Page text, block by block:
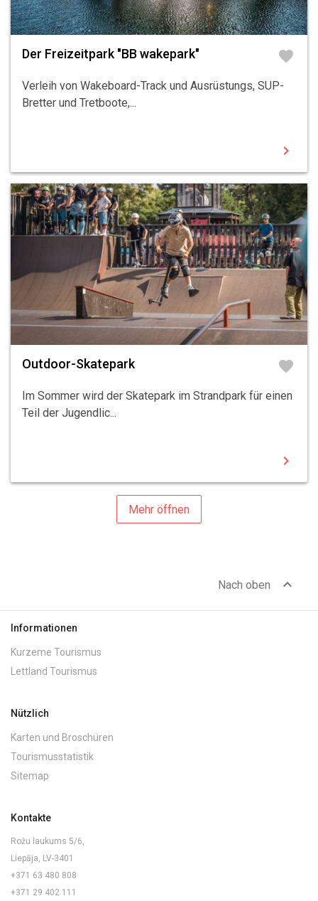
Der Freizeitpark "BB wakepark" favorite
Verleih von Wakeboard-Track und Ausrüstungs, SUP-
Bretter und Tretboote,...
chevron_right
Outdoor-Skatepark favorite
Im Sommer wird der Skatepark im Strandpark für einen
Teil der Jugendlic...
chevron_right
Mehr öffnen
Nach oben expand_less
Informationen
Kurzeme Tourismus
Lettland Tourismus
Nützlich
Karten und Broschüren
Tourismusstatistik
Sitemap
Kontakte
Rožu laukums 5/6,
Liepāja, LV-3401
+371 63 480 808
+371 29 402 111